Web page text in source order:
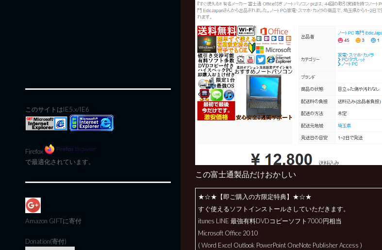
この富士通製品だけおかしい
★☆★【即ご購入の方限定特典】★☆★
すぐ使えるソフトインストールさしていただきます。
itunes LINE 最強有料DVDコピーソフト7000円相当
Microsoft Office 2010
( Word Excel Outlook PowerPoint OneNote Publisher Access )
このサイトはIE5.x/IE6
Firefox
で最適化されています。
Amazon GIFTに寄付
Donation(寄付)